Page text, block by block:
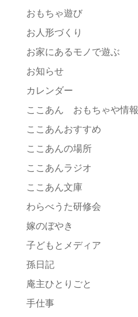
おもちゃ遊び
お人形づくり
お家にあるモノで遊ぶ
お知らせ
カレンダー
ここあん おもちゃや情報
ここあんおすすめ
ここあんの場所
ここあんラジオ
ここあん文庫
わらべうた研修会
嫁のぼやき
子どもとメディア
孫日記
庵主ひとりごと
手仕事